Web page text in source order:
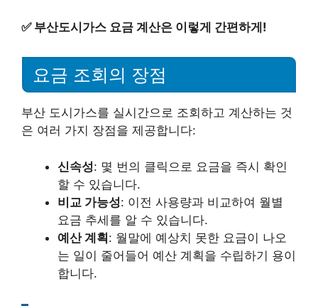
✅ 부산도시가스 요금 계산은 이렇게 간편하게!
요금 조회의 장점
부산 도시가스를 실시간으로 조회하고 계산하는 것
은 여러 가지 장점을 제공합니다:
신속성: 몇 번의 클릭으로 요금을 즉시 확인
할 수 있습니다.
비교 가능성: 이전 사용량과 비교하여 월별
요금 추세를 알 수 있습니다.
예산 계획: 월말에 예상치 못한 요금이 나오
는 일이 줄어들어 예산 계획을 수립하기 용이
합니다.